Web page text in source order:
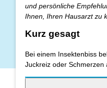
und persönliche
Ihnen, Ihren Hausarzt zu
Kurz gesagt
Bei einem Insektenbiss
Juckreiz oder Schmerzen